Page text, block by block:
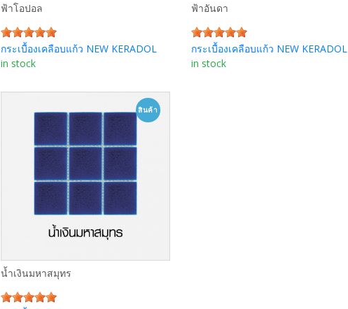
ฟ้าโอปอล
กระเบื้องเคลือบแก้ว NEW KERADOL
in stock
ฟ้าอันดา
กระเบื้องเคลือบแก้ว NEW KERADOL
in stock
สินค้า
น้ำเงินมหาสมุทร